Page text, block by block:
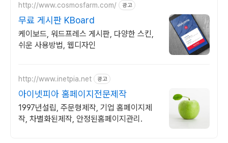
http://www.cosmosfarm.com/ 광고
무료 게시판 KBoard
케이보드, 워드프레스 게시판, 다양한 스킨,
쉬운 사용방법, 웹디자인
http://www.inetpia.net 광고
아이넷피아 홈페이지전문제작
1997년설립, 주문형제작, 기업 홈페이지제
작, 차별화된제작, 안정된홈페이지관리.